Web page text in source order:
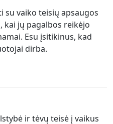
su vaiko teisių apsaugos
jų pagalbos reikėjo
Esu įsitikinus, kad
dirba.
ir tėvų teisė į vaikus